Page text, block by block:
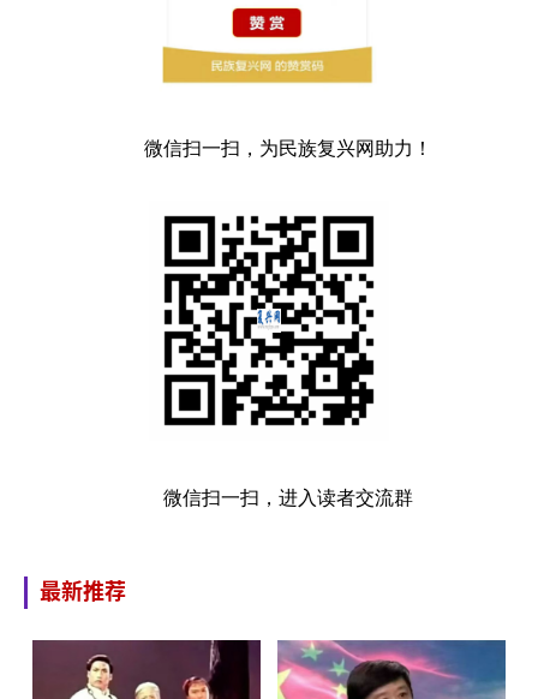
微信扫一扫，为民族复兴网助力！
微信扫一扫，进入读者交流群
最新推荐